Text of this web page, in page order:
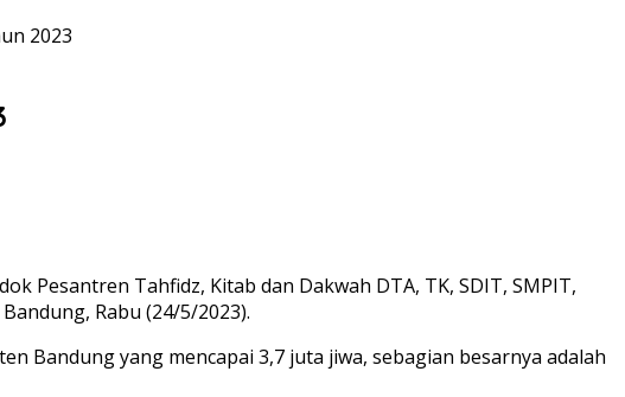
2023
Pesantren Tahfidz, Kitab dan Dakwah DTA, TK, SDIT, SMPIT,
Rabu (24/5/2023).
Bandung yang mencapai 3,7 juta jiwa, sebagian besarnya adalah